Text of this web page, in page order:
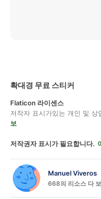
확대경 무료 스티커
Flaticon 라이센스
저작자 표시가있는 개인 및 상
보
저작권자 표시가 필요합니다.
Manuel Viveros
668의 리소스 다